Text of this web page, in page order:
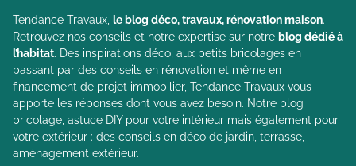
Tendance Travaux, le blog déco, travaux, rénovation maison.
Retrouvez nos conseils et notre expertise sur notre blog dédié à
l’habitat. Des inspirations déco, aux petits bricolages en
passant par des conseils en rénovation et même en
financement de projet immobilier, Tendance Travaux vous
apporte les réponses dont vous avez besoin. Notre blog
bricolage, astuce DIY pour votre intérieur mais également pour
votre extérieur : des conseils en déco de jardin, terrasse,
aménagement extérieur.